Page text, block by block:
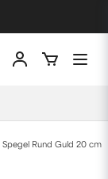
Spegel Rund Guld 20 cm